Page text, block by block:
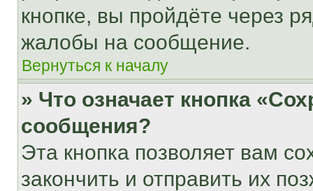
кнопке, вы пройдёте через
жалобы на сообщение.
Вернуться к началу
» Что означает кнопка
сообщения?
Эта кнопка позволяет вам
закончить и отправить их